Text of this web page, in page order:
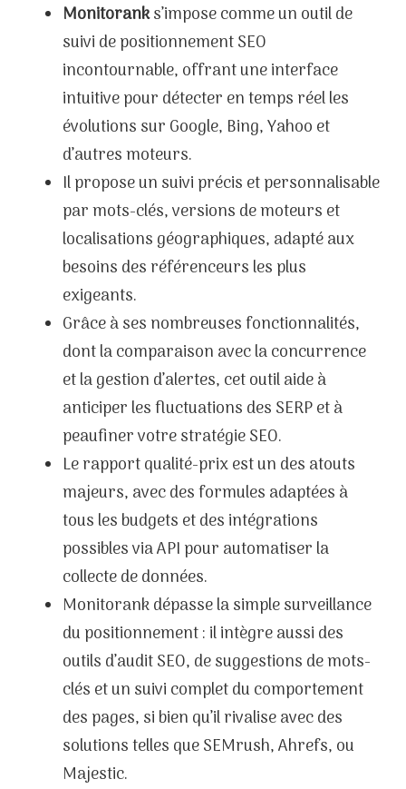
POSITIONNEMENT
Monitoranks’impose comme un outil de
suivi de positionnement SEO
incontournable, offrant une interface
intuitive pour détecter en temps réel les
évolutions sur Google, Bing, Yahoo et
d’autres moteurs.
Il propose un suivi précis et personnalisable
par mots-clés, versions de moteurs et
localisations géographiques, adapté aux
besoins des référenceurs les plus
exigeants.
Grâce à ses nombreuses fonctionnalités,
dont la comparaison avec la concurrence
et la gestion d’alertes, cet outil aide à
anticiper les fluctuations des SERP et à
peaufiner votre stratégie SEO.
Le rapport qualité-prix est un des atouts
majeurs, avec des formules adaptées à
tous les budgets et des intégrations
possibles via API pour automatiser la
collecte de données.
Monitorank dépasse la simple surveillance
du positionnement : il intègre aussi des
outils d’audit SEO, de suggestions de mots-
clés et un suivi complet du comportement
des pages, si bien qu’il rivalise avec des
solutions telles que SEMrush, Ahrefs, ou
Majestic.